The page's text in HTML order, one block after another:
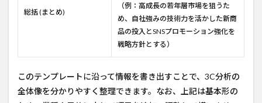
総括 (まとめ)
（例：高成長の若年層市場を狙うた
め、自社強みの技術力を活かした新商
品の投入とSNSプロモーション強化を
戦略方針とする）
このテンプレートに沿って情報を書き出すことで、3C分析の
全体像を分かりやすく整理できます。なお、上記は基本形の